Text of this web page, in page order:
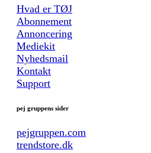
Hvad er TØJ
Abonnement
Annoncering
Mediekit
Nyhedsmail
Kontakt
Support
pej gruppens sider
pejgruppen.com
trendstore.dk